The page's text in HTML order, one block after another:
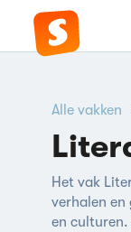
Alle vakken
Het vak
verhalen en
en